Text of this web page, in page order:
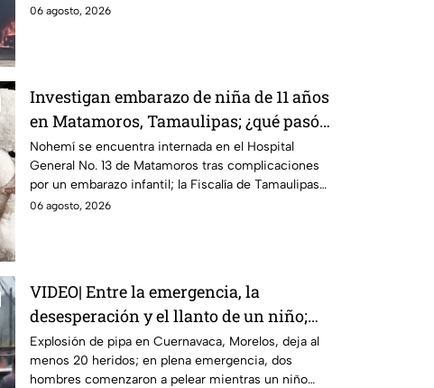
no hay parte médico.
06 agosto, 2026
Investigan embarazo de niña de 11 años
en Matamoros, Tamaulipas; ¿qué pasó
con Nohemí?
Nohemí se encuentra internada en el Hospital
General No. 13 de Matamoros tras complicaciones
por un embarazo infantil; la Fiscalía de Tamaulipas
ya investiga.
06 agosto, 2026
VIDEO| Entre la emergencia, la
desesperación y el llanto de un niño;
adultos desatan pelea tras explosión de
pipa en Cuernavaca
Explosión de pipa en Cuernavaca, Morelos, deja al
menos 20 heridos; en plena emergencia, dos
hombres comenzaron a pelear mientras un niño